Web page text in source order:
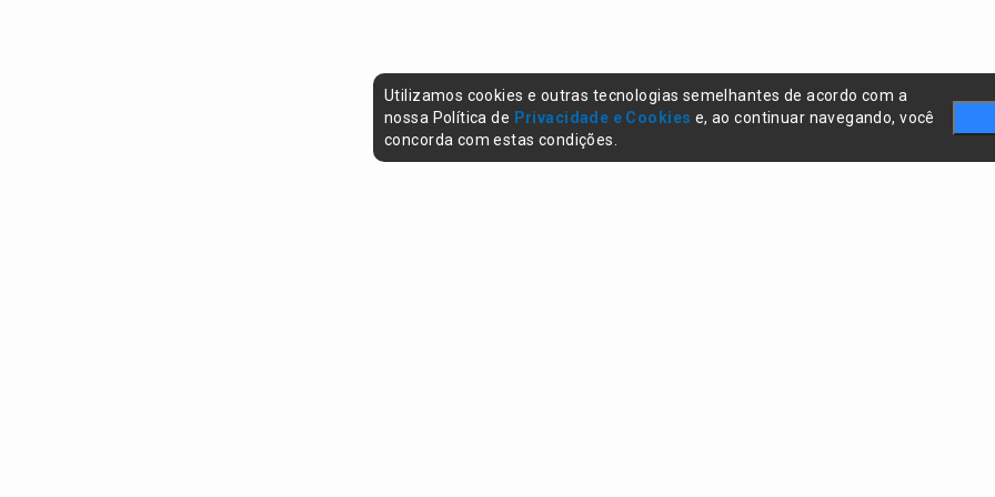
Utilizamos cookies e outras tecnologias semelhantes de acordo com a
nossa Política de Privacidade e Cookies e, ao continuar navegando, você
concorda com estas condições.